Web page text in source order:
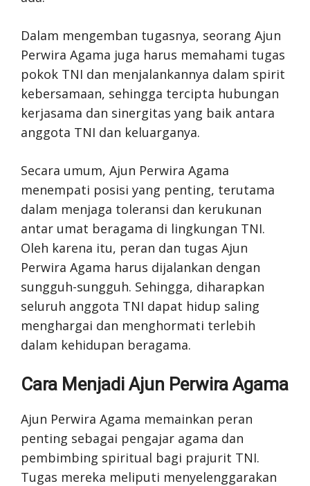
Dalam mengemban tugasnya, seorang Ajun
Perwira Agama juga harus memahami tugas
pokok TNI dan menjalankannya dalam spirit
kebersamaan, sehingga tercipta hubungan
kerjasama dan sinergitas yang baik antara
anggota TNI dan keluarganya.
Secara umum, Ajun Perwira Agama
menempati posisi yang penting, terutama
dalam menjaga toleransi dan kerukunan
antar umat beragama di lingkungan TNI.
Oleh karena itu, peran dan tugas Ajun
Perwira Agama harus dijalankan dengan
sungguh-sungguh. Sehingga, diharapkan
seluruh anggota TNI dapat hidup saling
menghargai dan menghormati terlebih
dalam kehidupan beragama.
Cara Menjadi Ajun Perwira Agama
Ajun Perwira Agama memainkan peran
penting sebagai pengajar agama dan
pembimbing spiritual bagi prajurit TNI.
Tugas mereka meliputi menyelenggarakan